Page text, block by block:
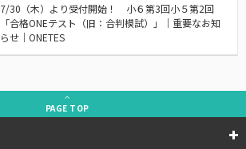
7/30（木）より受付開始！ 小６第3回小５第2回
「合格ONEテスト（旧：合判模試）」｜重要なお知
らせ｜ONETES
PAGE TOP